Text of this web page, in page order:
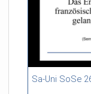
Sa-Uni SoSe
46:53 duration